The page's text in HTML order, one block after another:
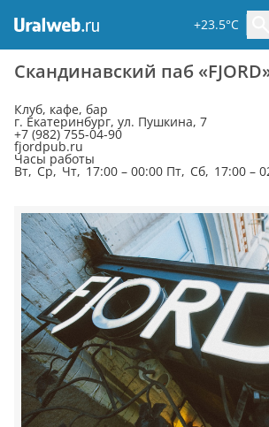
+23.5°C
Cкандинавский паб
Клуб, кафе, бар
г. Екатеринбург, ул. Пушкина, 7
+7 (982) 755-04-90
fjordpub.ru
Часы работы
Вт, Ср, Чт, 17:00 – 00:00 Пт, Сб, 17:00 –